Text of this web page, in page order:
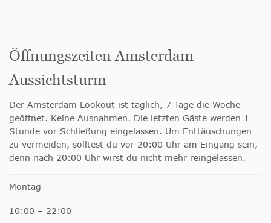
Öffnungszeiten Amsterdam
Aussichtsturm
Der Amsterdam Lookout ist täglich, 7 Tage die Woche
geöffnet. Keine Ausnahmen. Die letzten Gäste werden 1
Stunde vor Schließung eingelassen. Um Enttäuschungen
zu vermeiden, solltest du vor 20:00 Uhr am Eingang sein,
denn nach 20:00 Uhr wirst du nicht mehr reingelassen.
Montag
10:00 – 22:00